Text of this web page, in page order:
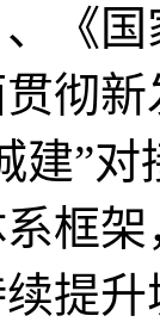
《
彻
建”
框
提